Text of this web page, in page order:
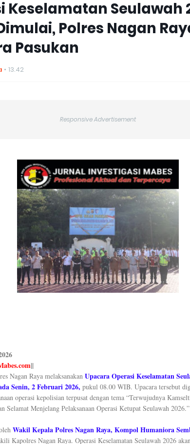
Keselamatan Seulawah
Polres Nagan
Pasukan
13.42
Responsive Advertisement
||
Nagan Raya melaksanakan Upacara Operasi Keselamatan
Senin, 2 Februari 2026, pukul 08.00 WIB. Upacara tersebut
operasi kepolisian terpusat dengan tema “Terwujudnya
Selamat Menjelang Pelaksanaan Operasi Ketupat Seulawah 2026.”
Wakil Kepala Polres Nagan Raya, Kompol Humaniora
Kapolres Nagan Raya. Operasi Keselamatan Seulawah 2026